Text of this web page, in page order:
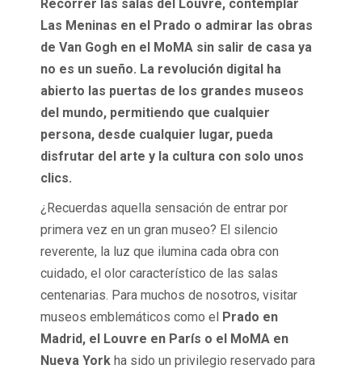
Recorrer las salas del Louvre, contemplar
Las Meninas en el Prado o admirar las obras
de Van Gogh en el MoMA sin salir de casa ya
no es un sueño. La revolución digital ha
abierto las puertas de los grandes museos
del mundo, permitiendo que cualquier
persona, desde cualquier lugar, pueda
disfrutar del arte y la cultura con solo unos
clics.
¿Recuerdas aquella sensación de entrar por
primera vez en un gran museo? El silencio
reverente, la luz que ilumina cada obra con
cuidado, el olor característico de las salas
centenarias. Para muchos de nosotros, visitar
museos emblemáticos como el Prado en
Madrid, el Louvre en París o el MoMA en
Nueva York ha sido un privilegio reservado para